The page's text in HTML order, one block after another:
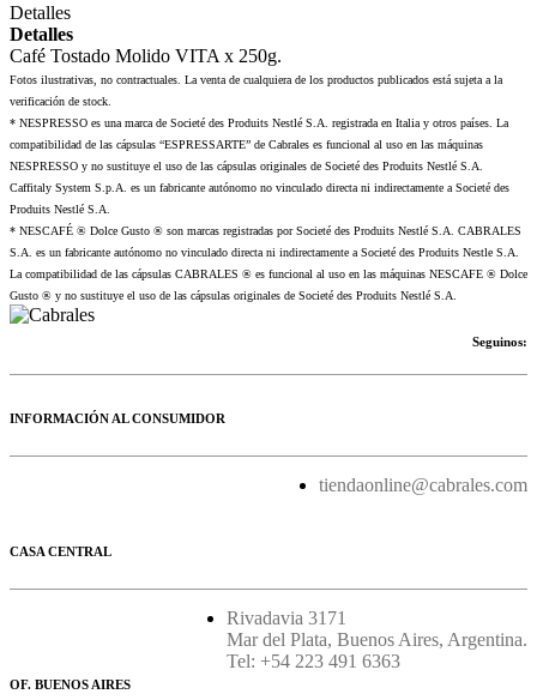
Detalles
Detalles
Café Tostado Molido VITA x 250g.
Fotos ilustrativas, no contractuales. La venta de cualquiera de los productos publicados está sujeta a la
verificación de stock.
* NESPRESSO es una marca de Societé des Produits Nestlé S.A. registrada en Italia y otros países. La
compatibilidad de las cápsulas “ESPRESSARTE” de Cabrales es funcional al uso en las máquinas
NESPRESSO y no sustituye el uso de las cápsulas originales de Societé des Produits Nestlé S.A.
Caffitaly System S.p.A. es un fabricante autónomo no vinculado directa ni indirectamente a Societé des
Produits Nestlé S.A.
* NESCAFÉ ® Dolce Gusto ® son marcas registradas por Societé des Produits Nestlé S.A. CABRALES
S.A. es un fabricante autónomo no vinculado directa ni indirectamente a Societé des Produits Nestle S.A.
La compatibilidad de las cápsulas CABRALES ® es funcional al uso en las máquinas NESCAFE ® Dolce
Gusto ® y no sustituye el uso de las cápsulas originales de Societé des Produits Nestlé S.A.
Seguinos:
INFORMACIÓN AL CONSUMIDOR
tiendaonline@cabrales.com
CASA CENTRAL
Rivadavia 3171
Mar del Plata, Buenos Aires, Argentina.
Tel: +54 223 491 6363
OF. BUENOS AIRES